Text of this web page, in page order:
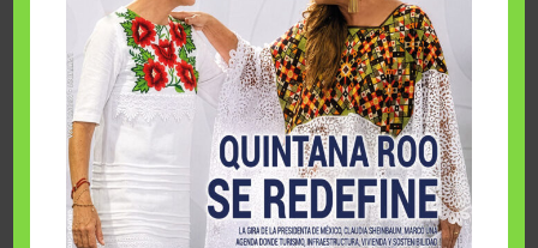
Fairmont Mayakoba y Make-A-Wish México unieron
esfuerzos para hacer realidad el deseo de una …